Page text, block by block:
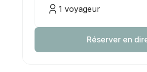
1 voyageur
Réserver en